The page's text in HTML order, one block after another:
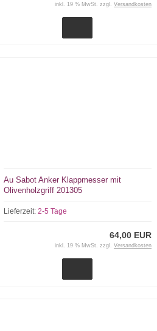
inkl. 19 % MwSt. zzgl. Versandkosten
Au Sabot Anker Klappmesser mit
Olivenholzgriff 201305
Lieferzeit: 2-5 Tage
64,00 EUR
inkl. 19 % MwSt. zzgl. Versandkosten